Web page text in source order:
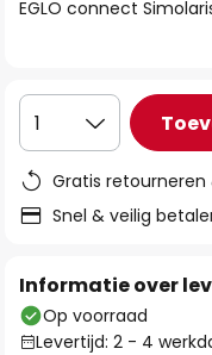
gallerij
EGLO connect
1
Gratis
Snel & veilig
Informatie over
Op voorraad
Levertijd: 2 - 4